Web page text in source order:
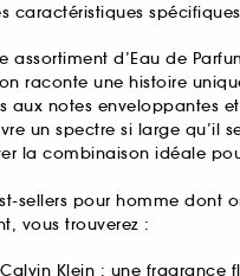
caractéristiques
assortiment d’Eau de
raconte une histoire
aux notes enveloppantes
un spectre si large qu’il
la combinaison idéale
sellers pour homme dont
vous trouverez :
Calvin Klein : une fragrance